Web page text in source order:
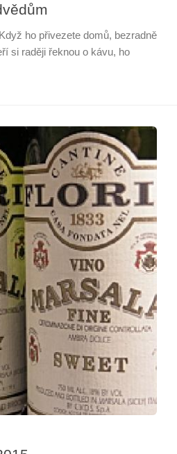
ho přivezete domů, bezradně
si raději řeknou o kávu, ho